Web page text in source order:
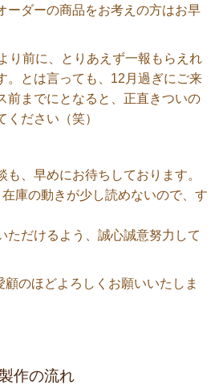
ーダーの商品をお考えの方はお早
り前に、とりあえず一報もらえれ
。とは言っても、12月過ぎにご来
前までにとなると、正直きついの
ください（笑）
も、早めにお待ちしております。
庫の動きが少し読めないので、す
ただけるよう、誠心誠意努力して
のほどよろしくお願いいたしま
作の流れ